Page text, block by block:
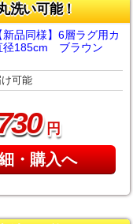
洗い可能！
品同様】6層ラグ用カ
径185cm ブラウン
可能
円
・購入へ